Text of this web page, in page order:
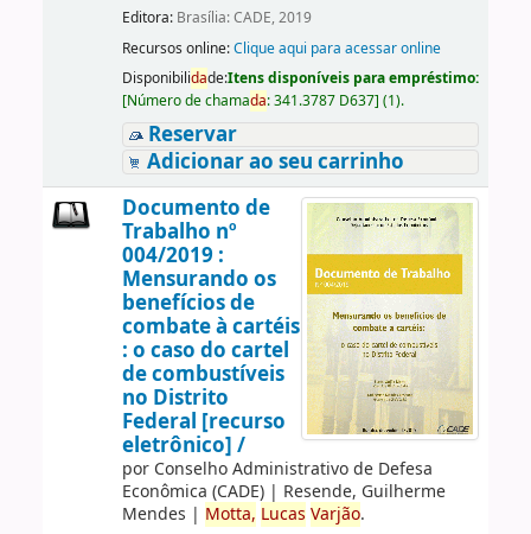
Editora: Brasília: CADE, 2019
Recursos online:Clique aqui para acessar online
Disponibilidade:Itens disponíveis para empréstimo:
[Número de chamada:341.3787 D637] (1).
Reservar
Adicionar ao seu carrinho
Documento de
Trabalho nº
004/2019 :
Mensurando os
benefícios de
combate à cartéis
: o caso do cartel
de combustíveis
no Distrito
Federal [recurso
eletrônico] /
por Conselho Administrativo de Defesa
Econômica (CADE)| Resende, Guilherme
Mendes | Motta, Lucas Varjão.